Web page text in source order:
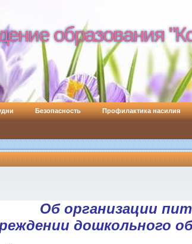
образования
образования
Безопасность Профилактика насилия
Об организации
дошкольного